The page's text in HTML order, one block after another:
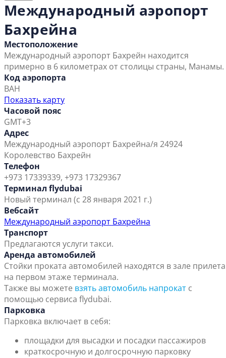
Международный аэропорт
Бахрейна
Местоположение
Международный аэропорт Бахрейн находится
примерно в 6 километрах от столицы страны, Манамы.
Код аэропорта
BAH
Показать карту
Часовой пояс
GMT+3
Адрес
Международный аэропорт Бахрейна/я 24924
Королевство Бахрейн
Телефон
+973 17339339, +973 17329367
Терминал flydubai
Новый терминал (с 28 января 2021 г.)
Вебсайт
Международный аэропорт Бахрейна
Транспорт
Предлагаются услуги такси.
Аренда автомобилей
Стойки проката автомобилей находятся в зале прилета
на первом этаже терминала.
Также вы можете взять автомобиль напрокат с
помощью сервиса flydubai.
Парковка
Парковка включает в себя:
площадки для высадки и посадки пассажиров
краткосрочную и долгосрочную парковку